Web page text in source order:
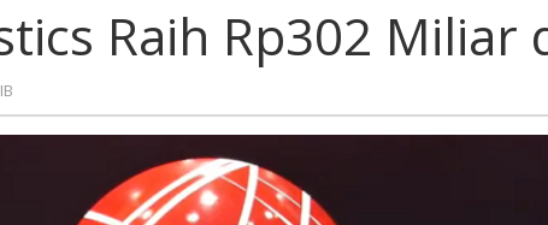
Rp302
MiliarRaih Rp302 Miliar
Editor